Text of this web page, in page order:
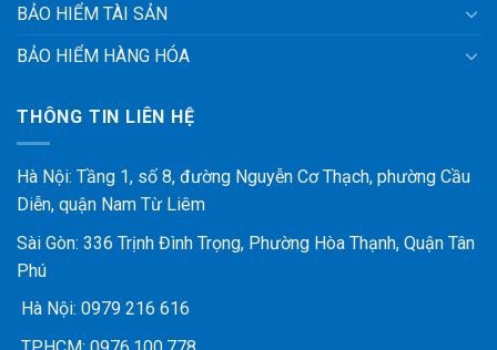
BẢO HIỂM TÀI SẢN
BẢO HIỂM HÀNG HÓA
THÔNG TIN LIÊN HỆ
Hà Nội: Tầng 1, số 8, đường Nguyễn Cơ Thạch, phường Cầu
Diễn, quận Nam Từ Liêm
Sài Gòn: 336 Trịnh Đình Trọng, Phường Hòa Thạnh, Quận Tân
Phú
Hà Nội: 0979 216 616